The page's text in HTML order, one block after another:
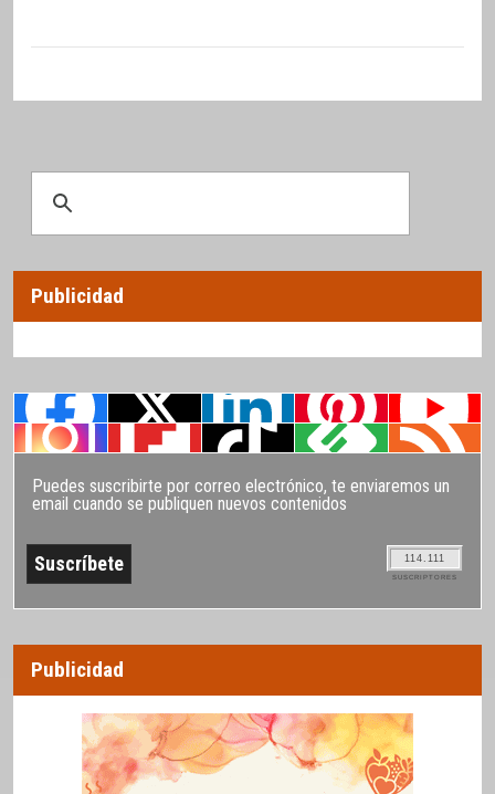
Publicidad
Puedes suscribirte por correo electrónico, te enviaremos un
email cuando se publiquen nuevos contenidos
114.111
SUSCRIPTORES
Publicidad